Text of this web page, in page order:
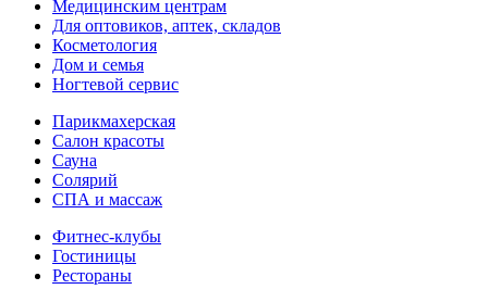
Медицинским центрам
Для оптовиков, аптек, складов
Косметология
Дом и семья
Ногтевой сервис
Парикмахерская
Салон красоты
Сауна
Солярий
СПА и массаж
Фитнес-клубы
Гостиницы
Рестораны